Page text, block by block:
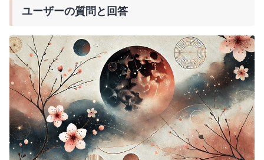
ユーザーの質問と回答